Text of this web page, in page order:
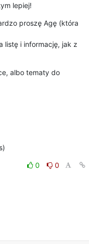
lepiej!
proszę Agę (która
listę i informację, jak z
albo tematy do
0
0